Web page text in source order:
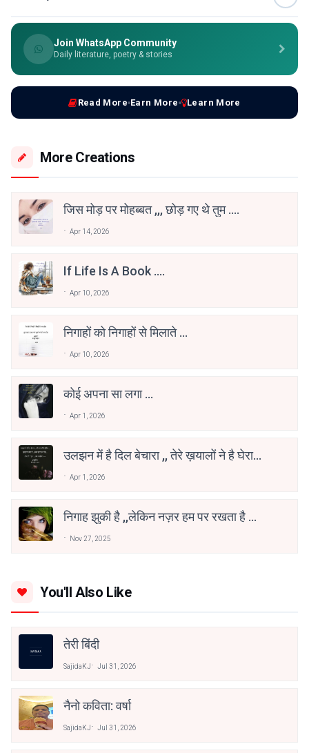
Join WhatsApp Community
Daily literature, poetry & stories
Read More Earn More Learn More
More Creations
जिस मोड़ पर मोहब्बत ,,, छोड़ गए थे तुम ....
Apr 14, 2026
If Life Is A Book ....
Apr 10, 2026
निगाहों को निगाहों से मिलाते ...
Apr 10, 2026
कोई अपना सा लगा …
Apr 1, 2026
उलझन में है दिल बेचारा ,, तेरे ख़यालों ने है घेरा
Apr 1, 2026
निगाह झुकी है ,,लेकिन नज़र हम पर रखता है ...
Nov 27, 2025
You'll Also Like
तेरी बिंदी
SajidaKJ Jul 31, 2026
नैनो कविता: वर्षा
SajidaKJ Jul 31, 2026